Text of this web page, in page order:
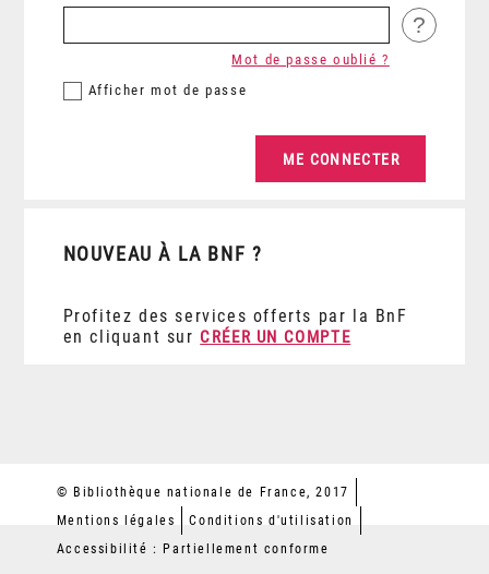
?
Afficher mot de passe
Mot de passe oublié ?
NOUVEAU À LA BNF ?
Profitez des services offerts par la BnF
en cliquant sur CRÉER UN COMPTE
© Bibliothèque nationale de France, 2017
Mentions légales
Conditions d'utilisation
Accessibilité : Partiellement conforme